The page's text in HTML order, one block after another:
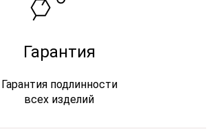
Гарантия
Гарантия подлинности
всех изделий